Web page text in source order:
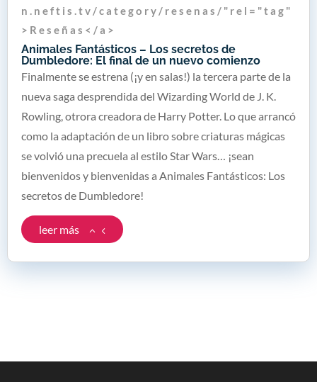
Animales Fantásticos – Los secretos de
Dumbledore: El final de un nuevo comienzo
n . n e f t i s . t v / c a t e g o r y / r e s e n a s / " r e l = " t a g "
> R e s e ñ a s < / a >
Finalmente se estrena (¡y en salas!) la tercera parte de la
nueva saga desprendida del Wizarding World de J. K.
Rowling, otrora creadora de Harry Potter. Lo que arrancó
como la adaptación de un libro sobre criaturas mágicas
se volvió una precuela al estilo Star Wars… ¡sean
bienvenidos y bienvenidas a Animales Fantásticos: Los
secretos de Dumbledore!
leer más